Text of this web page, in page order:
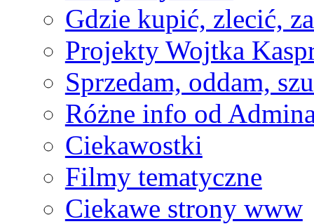
Gdzie kupić, zlecić,
Projekty Wojtka
Sprzedam, oddam,
Różne info od
Ciekawostki
Filmy tematyczne
Ciekawe strony www